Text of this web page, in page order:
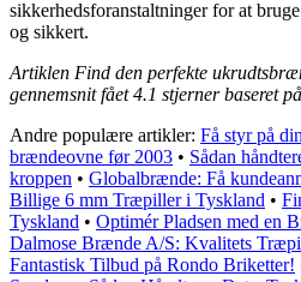
sikkerhedsforanstaltninger for at
og sikkert.
Artiklen Find den perfekte
gennemsnit fået4.1 stjerner baseret på
Andre populære artikler: Få styr på
brændeovne før 2003 • Sådan
kroppen • Globalbrænde: Få
Billige 6 mm Træpiller i Tyskland •
Tyskland • Optimér Pladsen med en
Dalmose Brænde A/S: Kvalitets
Fantastisk Tilbud på Rondo Briketter!